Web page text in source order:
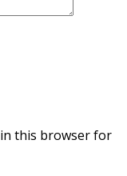
in this browser for